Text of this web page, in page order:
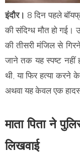
इंदौर। 8 दिन पहले
की संदिग्ध मौत हो गई।
की तीसरी मंजिल से
जाने तक यह स्पष्ट नहीं
थी, या फिर हत्या करने
अथवा यह केवल एक
माता पिता ने
लिखवाई